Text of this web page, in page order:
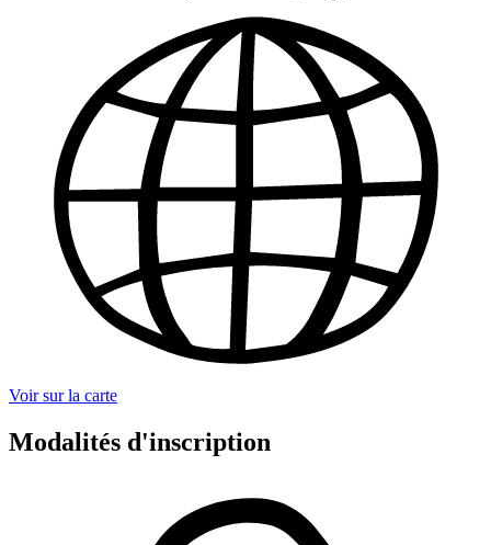
Voir sur la carte
Modalités d'inscription